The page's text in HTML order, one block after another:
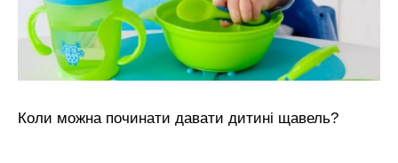
Коли можна починати давати дитині щавель?